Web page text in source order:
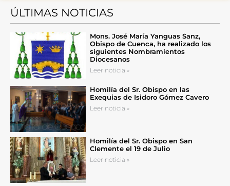
ÚLTIMAS NOTICIAS
Mons. José María Yanguas Sanz,
Obispo de Cuenca, ha realizado los
siguientes Nombramientos
Diocesanos
Leer noticia »
Homilía del Sr. Obispo en las
Exequias de Isidoro Gómez Cavero
Leer noticia »
Homilía del Sr. Obispo en San
Clemente el 19 de Julio
Leer noticia »